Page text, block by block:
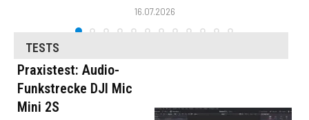
16.07.2026
TESTS
Praxistest: Audio-
Funkstrecke DJI Mic
Mini 2S